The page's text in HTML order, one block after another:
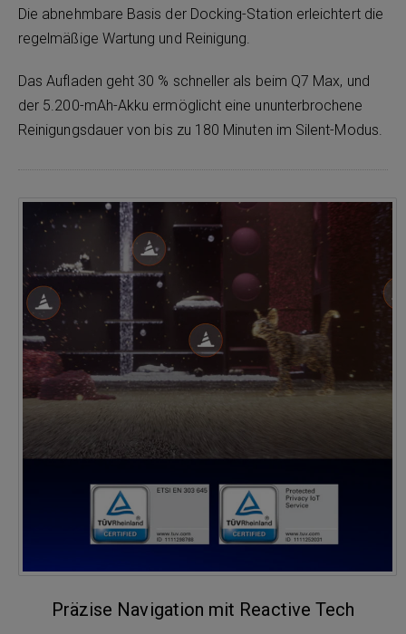
Die abnehmbare Basis der Docking-Station erleichtert die
regelmäßige Wartung und Reinigung.
Das Aufladen geht 30 % schneller als beim Q7 Max, und
der 5.200-mAh-Akku ermöglicht eine ununterbrochene
Reinigungsdauer von bis zu 180 Minuten im Silent-Modus.
Präzise Navigation mit Reactive Tech